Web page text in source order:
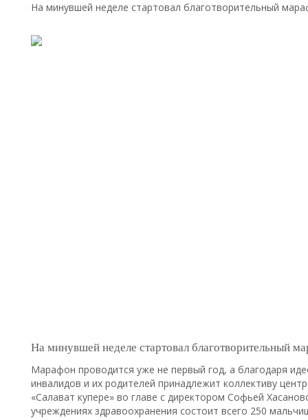
На минувшей неделе стартовал благотворительный
На минувшей неделе стартовал благотворительный
Марафон проводится уже не первый год, а благодаря
инвалидов и их родителей принадлежит коллективу
«Салават купере» во главе с директором Софьей
учреждениях здравоохранения состоит всего 250